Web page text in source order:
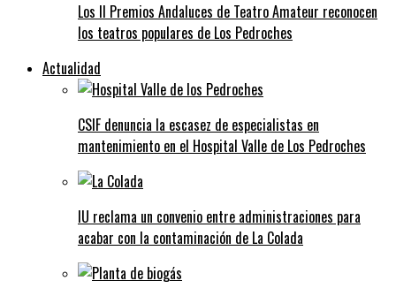
Los II Premios Andaluces de Teatro Amateur reconocen
los teatros populares de Los Pedroches
Actualidad
CSIF denuncia la escasez de especialistas en
mantenimiento en el Hospital Valle de Los Pedroches
IU reclama un convenio entre administraciones para
acabar con la contaminación de La Colada